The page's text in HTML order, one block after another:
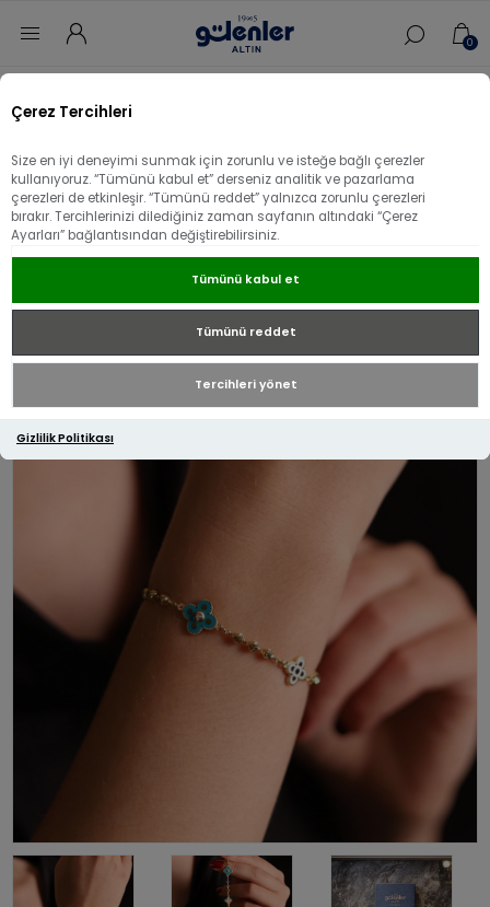
Çerez Tercihleri
Size en iyi deneyimi sunmak için zorunlu ve isteğe bağlı çerezler
kullanıyoruz. “Tümünü kabul et” derseniz analitik ve pazarlama
çerezleri de etkinleşir. “Tümünü reddet” yalnızca zorunlu çerezleri
bırakır. Tercihlerinizi dilediğiniz zaman sayfanın altındaki “Çerez
Ayarları” bağlantısından değiştirebilirsiniz.
Tümünü kabul et
Tümünü reddet
Tercihleri yönet
Gizlilik Politikası
0
14 Ayar Altın Yonca Mineli İtalyan Bileklik
Üzgünüz - bu ürün artık mevcut değil!
14 Ayar Altın Yonca Mineli İtalyan Bileklik